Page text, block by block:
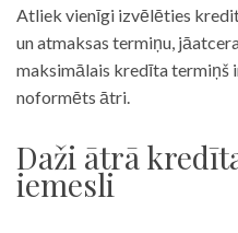
Atliek vienīgi izvēlēties
un atmaksas termiņu,
maksimālais kredīta termiņš
noformēts ātri.
Daži ātrā
iemesli